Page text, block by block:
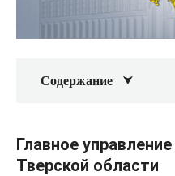
Содержание
Главное
Тверской области